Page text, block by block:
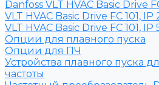
Danfoss VLT HVAC Basic Drive
VLT HVAC Basic Drive FC 101, IP
VLT HVAC Basic Drive FC 101, IP
Опции для плавного пуска
Опции для ПЧ
Устройства плавного пуска
частоты